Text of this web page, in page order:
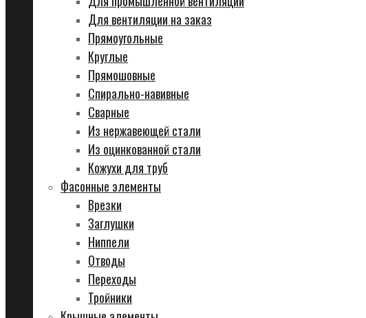
Для вентиляции на заказ
Прямоугольные
Круглые
Прямошовные
Спирально-навивные
Сварные
Из нержавеющей стали
Из оцинкованной стали
Кожухи для труб
Фасонные элементы
Врезки
Заглушки
Ниппели
Отводы
Переходы
Тройники